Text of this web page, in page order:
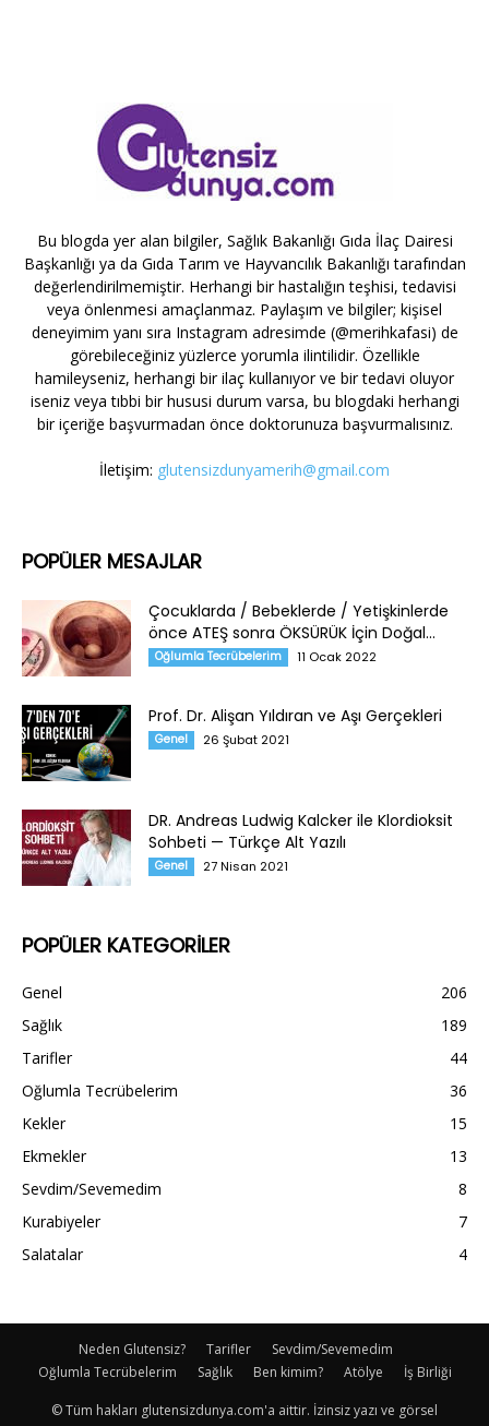
Bu blogda yer alan bilgiler, Sağlık Bakanlığı Gıda İlaç Dairesi
Başkanlığı ya da Gıda Tarım ve Hayvancılık Bakanlığı tarafından
değerlendirilmemiştir. Herhangi bir hastalığın teşhisi, tedavisi
veya önlenmesi amaçlanmaz. Paylaşım ve bilgiler; kişisel
deneyimim yanı sıra Instagram adresimde (@merihkafasi) de
görebileceğiniz yüzlerce yorumla ilintilidir. Özellikle
hamileyseniz, herhangi bir ilaç kullanıyor ve bir tedavi oluyor
iseniz veya tıbbi bir hususi durum varsa, bu blogdaki herhangi
bir içeriğe başvurmadan önce doktorunuza başvurmalısınız.
İletişim: glutensizdunyamerih@gmail.com
POPÜLER MESAJLAR
Çocuklarda / Bebeklerde / Yetişkinlerde
önce ATEŞ sonra ÖKSÜRÜK İçin Doğal...
Oğlumla Tecrübelerim 11 Ocak 2022
Prof. Dr. Alişan Yıldıran ve Aşı Gerçekleri
Genel 26 Şubat 2021
DR. Andreas Ludwig Kalcker ile Klordioksit
Sohbeti — Türkçe Alt Yazılı
Genel 27 Nisan 2021
POPÜLER KATEGORİLER
Genel
206
Sağlık
189
Tarifler
44
Oğlumla Tecrübelerim
36
Kekler
15
Ekmekler
13
Sevdim/Sevemedim
8
Kurabiyeler
7
Salatalar
4
Neden Glutensiz? Tarifler
Sevdim/Sevemedim
Oğlumla Tecrübelerim
Sağlık Ben kimim? Atölye İş Birliği
© Tüm hakları glutensizdunya.com'a aittir. İzinsiz yazı ve görsel